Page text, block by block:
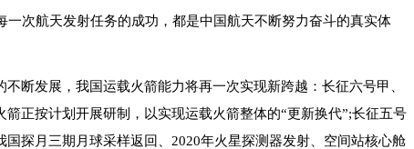
一次航天发射任务的成功，都是中国航天不断努力奋斗的真实体
断发展，我国运载火箭能力将再一次实现新跨越：长征六号甲、
正按计划开展研制，以实现运载火箭整体的“更新换代”;长征五号
探月三期月球采样返回、2020年火星探测器发射、空间站核心舱